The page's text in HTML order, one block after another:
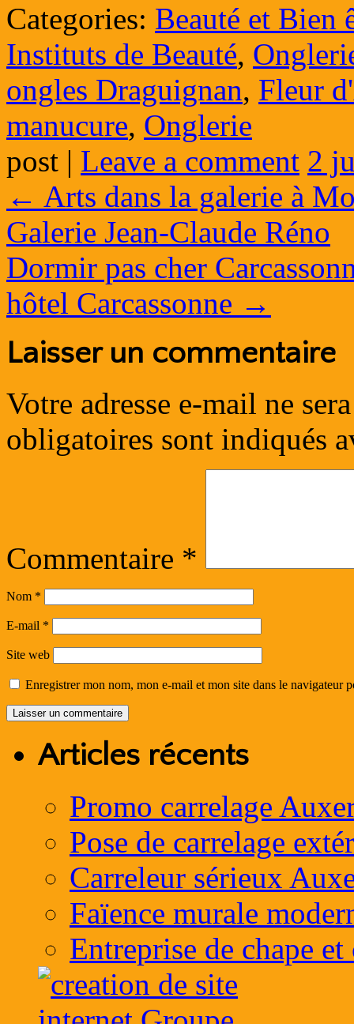
Categories: Beauté et Bien
Instituts de Beauté,
ongles Draguignan, Fleur
manucure, Onglerie
post | Leave a comment 2
← Arts dans la galerie à
Galerie Jean-Claude Réno
Dormir pas cher
hôtel Carcassonne →
Laisser un commentaire
Votre adresse e-mail ne
obligatoires sont indiqués
Commentaire *
Nom *
E-mail *
Site web
Enregistrer mon nom, mon e-mail et mon site dans le navigateur
Articles récents
Promo carrelage
Pose de carrelage
Carreleur sérieux
Faïence murale
Entreprise de chape